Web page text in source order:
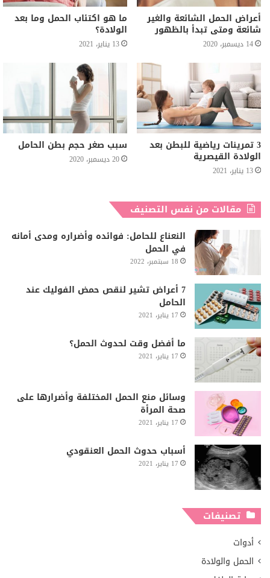
أعراض الحمل الشائعة والغير
شائعة ومتى تبدأ بالظهور
14 ديسمبر، 2020
ما هو اكتئاب الحمل وما بعد
الولادة؟
13 يناير، 2021
3 تمرينات رياضية للبطن بعد
الولادة القيصرية
13 يناير، 2021
سبب صغر حجم بطن الحامل
20 ديسمبر، 2020
مقالات من نفس التصنيف
النعناع للحامل: فوائده وأضراره ومدى أمانه
في الحمل
18 سبتمبر، 2022
7 أعراض تشير لنقص حمض الفوليك عند
الحامل
17 يناير، 2021
ما أفضل وقت لحدوث الحمل؟
17 يناير، 2021
وسائل منع الحمل المختلفة وأضرارها على
صحة المرأة
17 يناير، 2021
أسباب حدوث الحمل العنقودي
17 يناير، 2021
تصنيفات
أدوات
الحمل والولادة